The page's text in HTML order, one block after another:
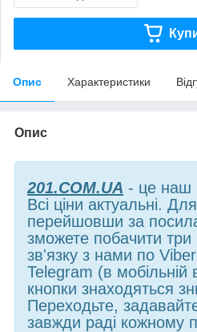
Опис Характеристики
Опис
201.COM.UA - це наш
Всі ціни актуальні.
перейшовши за
зможете побачити три
зв'язку з нами по
Telegram (в мобільній
кнопки знаходяться
Переходьте,
завжди раді кожному